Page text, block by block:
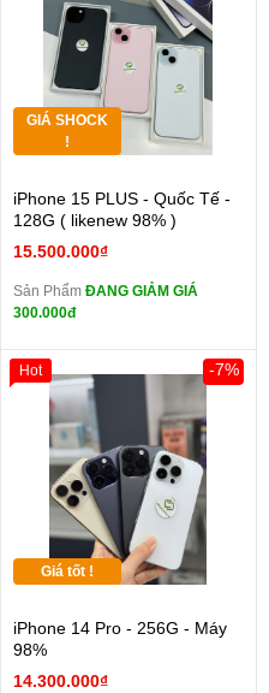
GIÁ SHOCK
!
iPhone 15 PLUS - Quốc Tế -
128G ( likenew 98% )
15.500.000₫
Sản Phẩm ĐANG GIẢM GIÁ
300.000đ
Giá tốt !
iPhone 14 Pro - 256G - Máy
98%
14.300.000₫
-7%
Hot